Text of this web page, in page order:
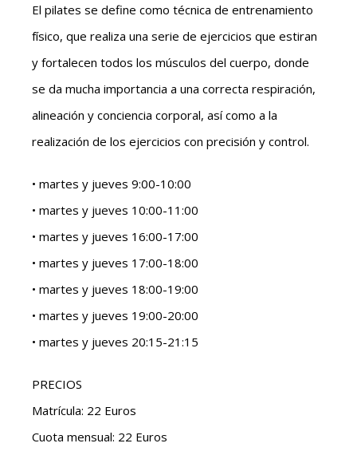
El pilates se define como técnica de entrenamiento
físico, que realiza una serie de ejercicios que estiran
y fortalecen todos los músculos del cuerpo, donde
se da mucha importancia a una correcta respiración,
alineación y conciencia corporal, así como a la
realización de los ejercicios con precisión y control.
• martes y jueves 9:00-10:00
• martes y jueves 10:00-11:00
• martes y jueves 16:00-17:00
• martes y jueves 17:00-18:00
• martes y jueves 18:00-19:00
• martes y jueves 19:00-20:00
• martes y jueves 20:15-21:15
PRECIOS
Matrícula: 22 Euros
Cuota mensual: 22 Euros